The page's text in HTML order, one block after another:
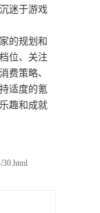
迷于游戏
的规划和
位、关注
费策略、
适度的氪
趣和成就
30.html